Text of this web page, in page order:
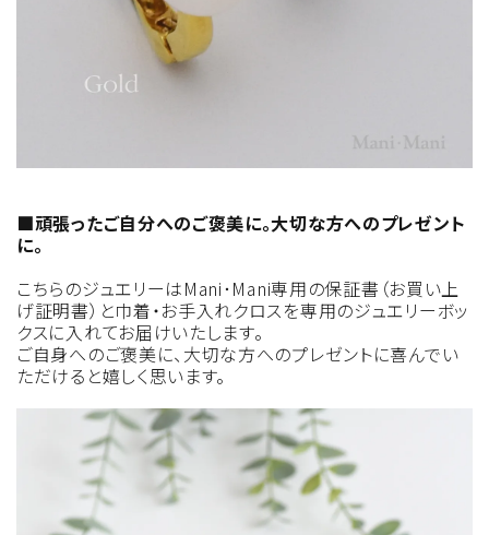
■頑張ったご自分へのご褒美に。大切な方へのプレゼント
に。
こちらのジュエリーはMani･Mani専用の保証書（お買い上
げ証明書）と巾着・お手入れクロスを専用のジュエリーボッ
クスに入れてお届けいたします。
ご自身へのご褒美に、大切な方へのプレゼントに喜んでい
ただけると嬉しく思います。